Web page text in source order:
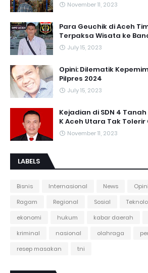
November 11, 2023
Para Geuchik di Aceh
Terpaksa Wisata ke
July 15, 2023
Opini: Dilematik
Pilpres 2024
July 15, 2023
Kejadian di SDN 4
K Aceh Utara Tak Tolerir
November 11, 2023
LABELS
Bisnis Internasional News Opini
Ragam
Regional Sosial
ekonomi
hukum kabar daerah
kriminal
nasional olahraga
resep masakan
tni